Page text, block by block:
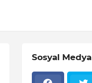
Sosyal Medya